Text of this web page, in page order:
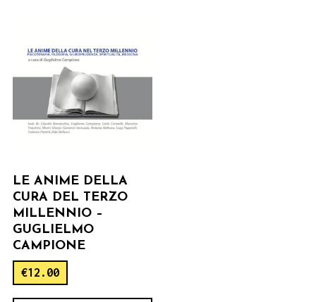
LE ANIME DELLA
CURA DEL TERZO
MILLENNIO –
GUGLIELMO
CAMPIONE
€12.00